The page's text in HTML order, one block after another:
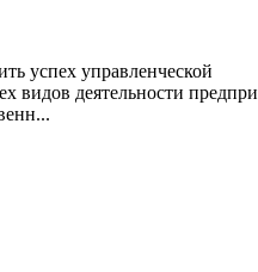
успех управленческой
видов деятельности